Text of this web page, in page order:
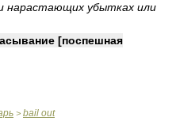
нарастающих убытках или
[поспешная
> bail out